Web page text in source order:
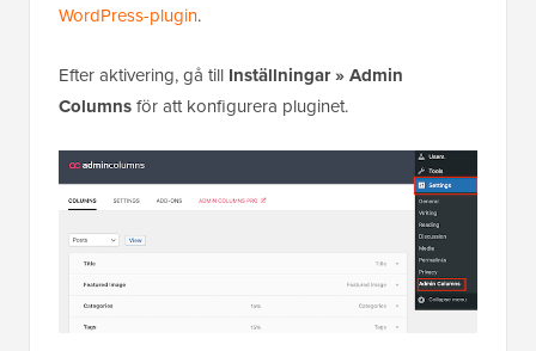
WordPress-plugin.
Efter aktivering, gå till Inställningar » Admin
Columnsför att konfigurera pluginet.